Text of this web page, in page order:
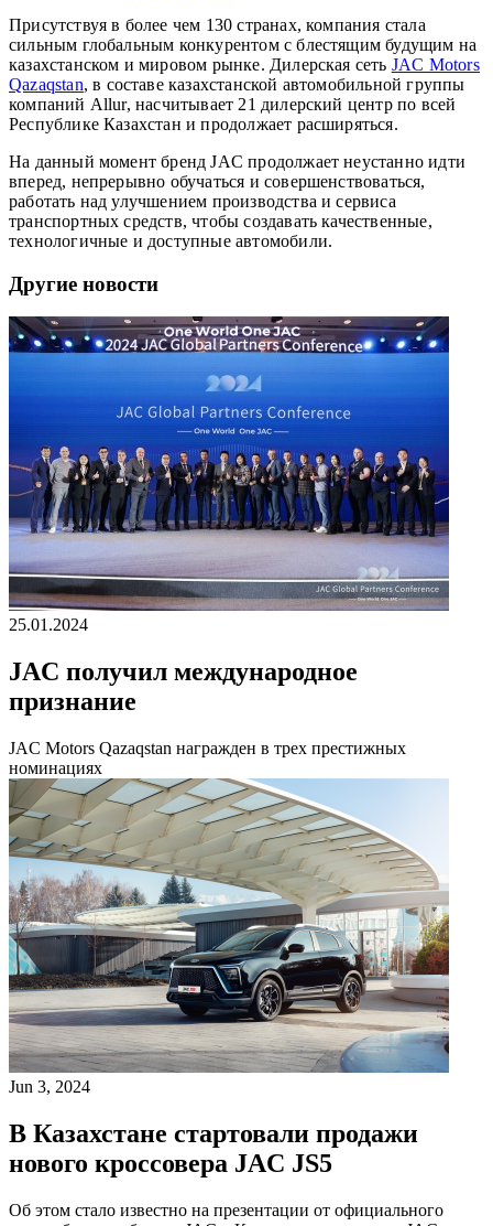
Присутствуя в более чем 130 странах, компания стала
сильным глобальным конкурентом с блестящим будущим на
казахстанском и мировом рынке. Дилерская сеть JAC Motors
Qazaqstan, в составе казахстанской автомобильной группы
компаний Allur, насчитывает 21 дилерский центр по всей
Республике Казахстан и продолжает расширяться.
На данный момент бренд JAC продолжает неустанно идти
вперед, непрерывно обучаться и совершенствоваться,
работать над улучшением производства и сервиса
транспортных средств, чтобы создавать качественные,
технологичные и доступные автомобили.
Другие новости
25.01.2024
JAC получил международное
признание
JAC Motors Qazaqstan награжден в трех престижных
номинациях
Jun 3, 2024
В Казахстане стартовали продажи
нового кроссовера JAC JS5
Об этом стало известно на презентации от официального